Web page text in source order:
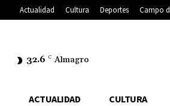
Actualidad Cultura Deportes Campo
32.6 C Almagro
ACTUALIDAD CULTURA